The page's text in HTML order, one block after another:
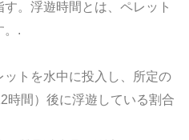
。浮遊時間とは、ペレット
。.
ットを水中に投入し、所定の
時間）後に浮遊している割合